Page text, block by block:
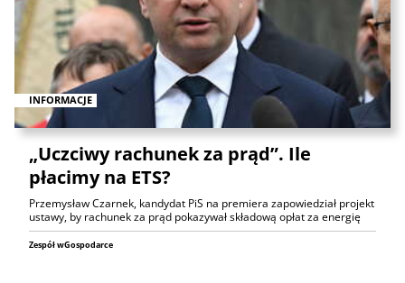
INFORMACJE
„Uczciwy rachunek za prąd”. Ile
płacimy na ETS?
Przemysław Czarnek, kandydat PiS na premiera zapowiedział projekt
ustawy, by rachunek za prąd pokazywał składową opłat za energię
Zespół wGospodarce